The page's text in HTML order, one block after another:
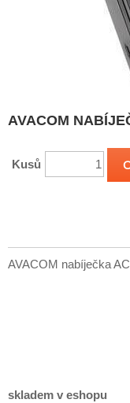
AVACOM
Kusů
AVACOM nabíječka
skladem v eshopu